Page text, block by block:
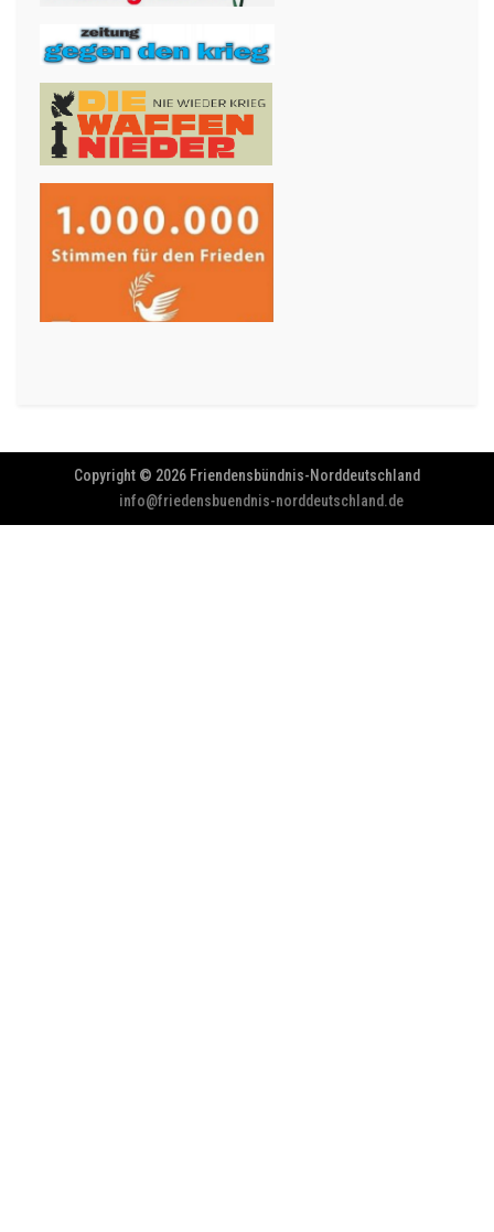
Copyright © 2026 Friendensbündnis-Norddeutschland
info@friedensbuendnis-norddeutschland.de